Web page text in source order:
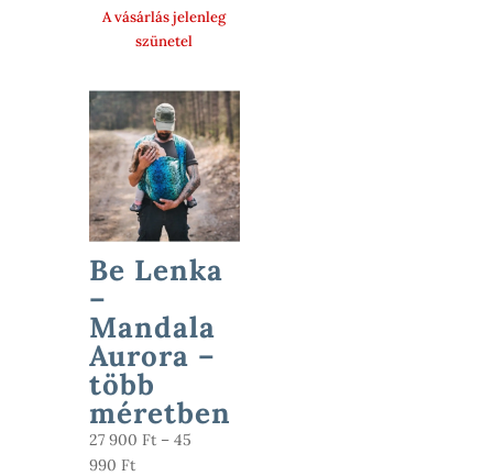
A vásárlás jelenleg
szünetel
Be Lenka
–
Mandala
Aurora –
több
méretben
27 900 Ft – 45
990 FtÁrtartomány: